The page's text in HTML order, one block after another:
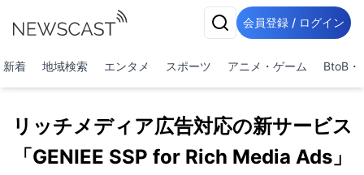
会員登録 / ログイン
新着 地域検索 エンタメ スポーツ アニメ・ゲーム BtoB・
リッチメディア広告対応の新サービス
「GENIEE SSP for Rich Media Ads」